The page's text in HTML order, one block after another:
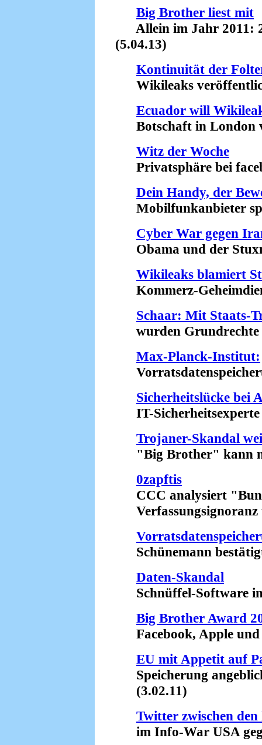
Big Brother liest mit
Allein im Jahr 2011:
(5.04.13)
Kontinuität der
Wikileaks
Ecuador will
Botschaft in London
Witz der Woche
Privatsphäre bei
Dein Handy, der
Mobilfunkanbieter
Cyber War gegen
Obama und der
Wikileaks blamiert
Kommerz-
Schaar: Mit Staats-
wurden Grundrechte
Max-Planck-Institut:
Sicherheitslücke bei
IT-Sicherheitsexperte
Trojaner-Skandal
"Big Brother" kann
0zapftis
CCC analysiert
Verfassungsignoranz
Schünemann
Daten-Skandal
Schnüffel-Software in
Big Brother Award
Facebook, Apple und
EU mit Appetit auf
Speicherung
(3.02.11)
Twitter zwischen
im Info-War USA